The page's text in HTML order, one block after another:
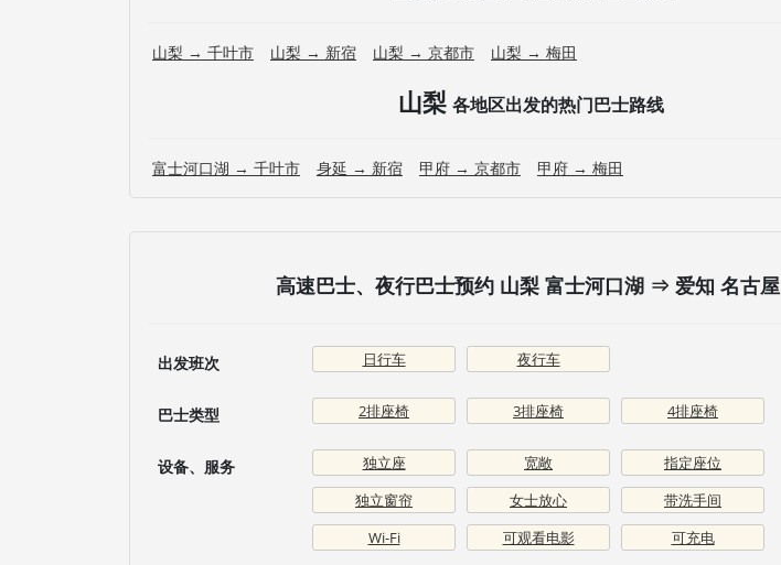
山梨 → 千叶市 山梨 → 新宿 山梨 → 京都市 山梨 → 梅田
山梨 各地区出发的热门巴士路线
富士河口湖 → 千叶市 身延 → 新宿 甲府 → 京都市 甲府 → 梅田
高速巴士、夜行巴士预约 山梨 富士河口湖 ⇒ 爱知 名古屋
出发班次 日行车 夜行车
巴士类型 2排座椅 3排座椅 4排座椅
设备、服务 独立座 宽敞
指定座位
独立窗帘
女士放心
带洗手间
Wi-Fi
可观看电影 可充电